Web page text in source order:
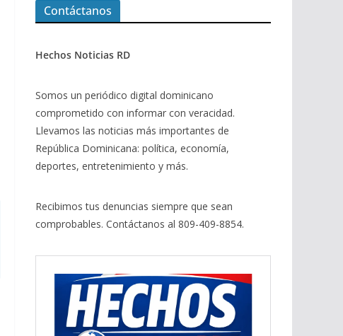
Contáctanos
Hechos Noticias RD
Somos un periódico digital dominicano
comprometido con informar con veracidad.
Llevamos las noticias más importantes de
República Dominicana: política, economía,
deportes, entretenimiento y más.
Recibimos tus denuncias siempre que sean
comprobables. Contáctanos al 809-409-8854.